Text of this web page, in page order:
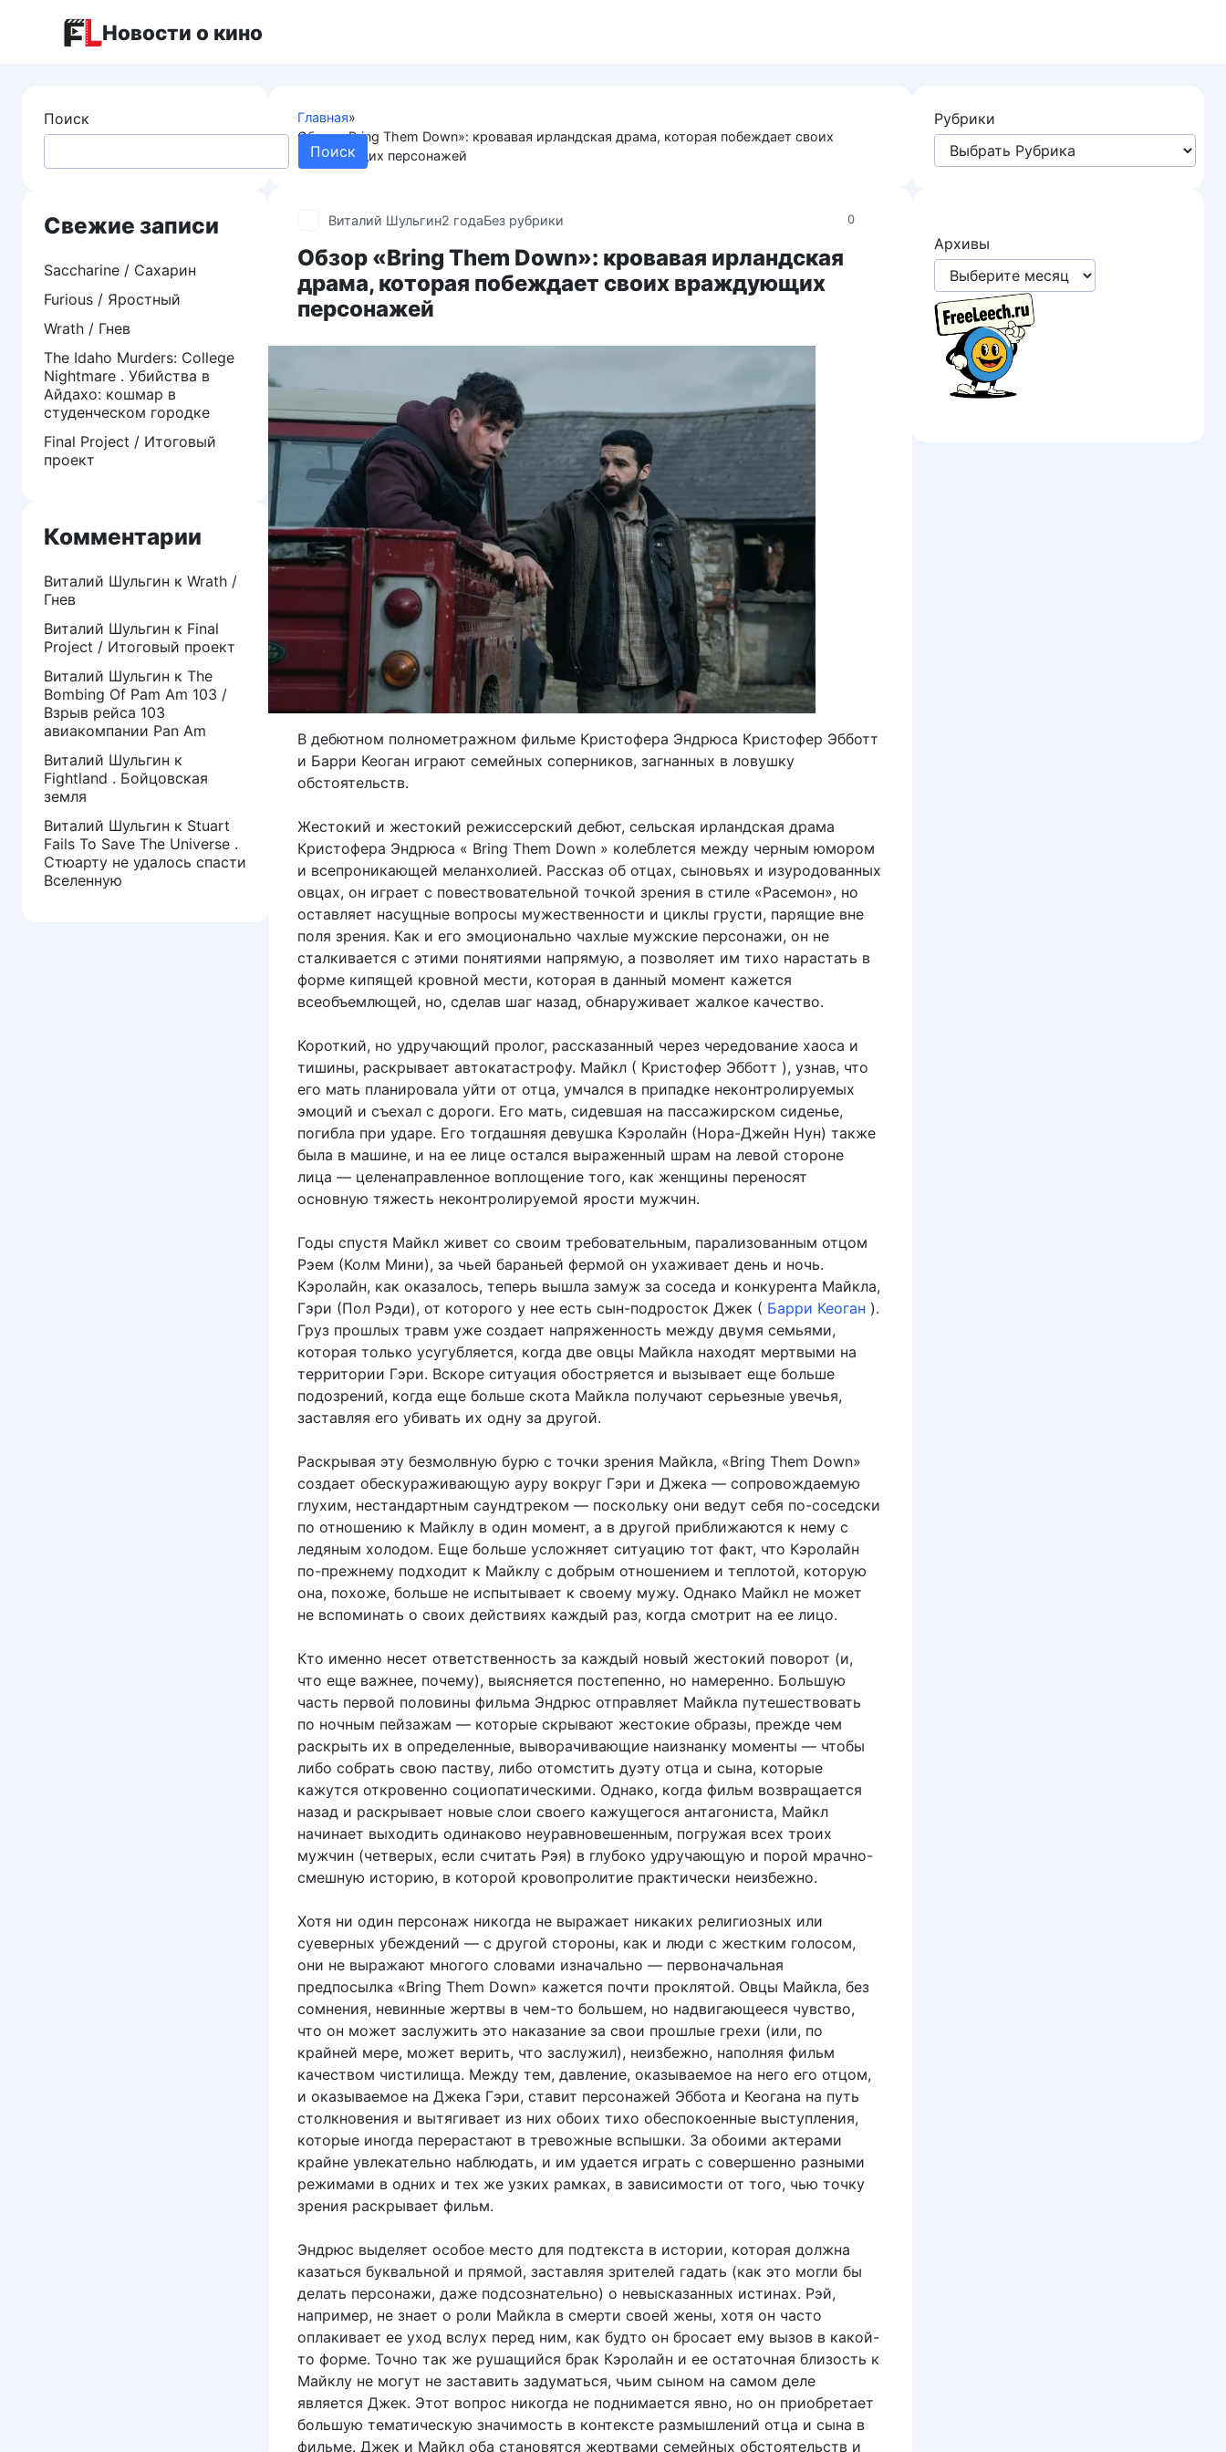
Новости о кино
Главная»
Обзор «Bring Them Down»: кровавая ирландская драма, которая побеждает своих
враждующих персонажей
0
Виталий Шульгин2 годаБез рубрики
Обзор «Bring Them Down»: кровавая ирландская
драма, которая побеждает своих враждующих
персонажей
В дебютном полнометражном фильме Кристофера Эндрюса Кристофер Эбботт
и Барри Кеоган играют семейных соперников, загнанных в ловушку
обстоятельств.
Жестокий и жестокий режиссерский дебют, сельская ирландская драма
Кристофера Эндрюса « Bring Them Down » колеблется между черным юмором
и всепроникающей меланхолией. Рассказ об отцах, сыновьях и изуродованных
овцах, он играет с повествовательной точкой зрения в стиле «Расемон», но
оставляет насущные вопросы мужественности и циклы грусти, парящие вне
поля зрения. Как и его эмоционально чахлые мужские персонажи, он не
сталкивается с этими понятиями напрямую, а позволяет им тихо нарастать в
форме кипящей кровной мести, которая в данный момент кажется
всеобъемлющей, но, сделав шаг назад, обнаруживает жалкое качество.
Короткий, но удручающий пролог, рассказанный через чередование хаоса и
тишины, раскрывает автокатастрофу. Майкл ( Кристофер Эбботт ), узнав, что
его мать планировала уйти от отца, умчался в припадке неконтролируемых
эмоций и съехал с дороги. Его мать, сидевшая на пассажирском сиденье,
погибла при ударе. Его тогдашняя девушка Кэролайн (Нора-Джейн Нун) также
была в машине, и на ее лице остался выраженный шрам на левой стороне
лица — целенаправленное воплощение того, как женщины переносят
основную тяжесть неконтролируемой ярости мужчин.
Годы спустя Майкл живет со своим требовательным, парализованным отцом
Рэем (Колм Мини), за чьей бараньей фермой он ухаживает день и ночь.
Кэролайн, как оказалось, теперь вышла замуж за соседа и конкурента Майкла,
Гэри (Пол Рэди), от которого у нее есть сын-подросток Джек ( Барри Кеоган ).
Груз прошлых травм уже создает напряженность между двумя семьями,
которая только усугубляется, когда две овцы Майкла находят мертвыми на
территории Гэри. Вскоре ситуация обостряется и вызывает еще больше
подозрений, когда еще больше скота Майкла получают серьезные увечья,
заставляя его убивать их одну за другой.
Раскрывая эту безмолвную бурю с точки зрения Майкла, «Bring Them Down»
создает обескураживающую ауру вокруг Гэри и Джека — сопровождаемую
глухим, нестандартным саундтреком — поскольку они ведут себя по-соседски
по отношению к Майклу в один момент, а в другой приближаются к нему с
ледяным холодом. Еще больше усложняет ситуацию тот факт, что Кэролайн
по-прежнему подходит к Майклу с добрым отношением и теплотой, которую
она, похоже, больше не испытывает к своему мужу. Однако Майкл не может
не вспоминать о своих действиях каждый раз, когда смотрит на ее лицо.
Кто именно несет ответственность за каждый новый жестокий поворот (и,
что еще важнее, почему), выясняется постепенно, но намеренно. Большую
часть первой половины фильма Эндрюс отправляет Майкла путешествовать
по ночным пейзажам — которые скрывают жестокие образы, прежде чем
раскрыть их в определенные, выворачивающие наизнанку моменты — чтобы
либо собрать свою паству, либо отомстить дуэту отца и сына, которые
кажутся откровенно социопатическими. Однако, когда фильм возвращается
назад и раскрывает новые слои своего кажущегося антагониста, Майкл
начинает выходить одинаково неуравновешенным, погружая всех троих
мужчин (четверых, если считать Рэя) в глубоко удручающую и порой мрачно-
смешную историю, в которой кровопролитие практически неизбежно.
Хотя ни один персонаж никогда не выражает никаких религиозных или
суеверных убеждений — с другой стороны, как и люди с жестким голосом,
они не выражают многого словами изначально — первоначальная
предпосылка «Bring Them Down» кажется почти проклятой. Овцы Майкла, без
сомнения, невинные жертвы в чем-то большем, но надвигающееся чувство,
что он может заслужить это наказание за свои прошлые грехи (или, по
крайней мере, может верить, что заслужил), неизбежно, наполняя фильм
качеством чистилища. Между тем, давление, оказываемое на него его отцом,
и оказываемое на Джека Гэри, ставит персонажей Эббота и Кеогана на путь
столкновения и вытягивает из них обоих тихо обеспокоенные выступления,
которые иногда перерастают в тревожные вспышки. За обоими актерами
крайне увлекательно наблюдать, и им удается играть с совершенно разными
режимами в одних и тех же узких рамках, в зависимости от того, чью точку
зрения раскрывает фильм.
Эндрюс выделяет особое место для подтекста в истории, которая должна
казаться буквальной и прямой, заставляя зрителей гадать (как это могли бы
делать персонажи, даже подсознательно) о невысказанных истинах. Рэй,
например, не знает о роли Майкла в смерти своей жены, хотя он часто
оплакивает ее уход вслух перед ним, как будто он бросает ему вызов в какой-
то форме. Точно так же рушащийся брак Кэролайн и ее остаточная близость к
Майклу не могут не заставить задуматься, чьим сыном на самом деле
является Джек. Этот вопрос никогда не поднимается явно, но он приобретает
большую тематическую значимость в контексте размышлений отца и сына в
фильме. Джек и Майкл оба становятся жертвами семейных обстоятельств и
Поиск
Поиск
Свежие записи
Saccharine / Сахарин
Furious / Яростный
Wrath / Гнев
The Idaho Murders: College
Nightmare . Убийства в
Айдахо: кошмар в
студенческом городке
Final Project / Итоговый
проект
Комментарии
Виталий Шульгин к Wrath /
Гнев
Виталий Шульгин к Final
Project / Итоговый проект
Виталий Шульгин к The
Bombing Of Pam Am 103 /
Взрыв рейса 103
авиакомпании Pan Am
Виталий Шульгин к
Fightland . Бойцовская
земля
Виталий Шульгин к Stuart
Fails To Save The Universe .
Стюарту не удалось спасти
Вселенную
Рубрики
Архивы